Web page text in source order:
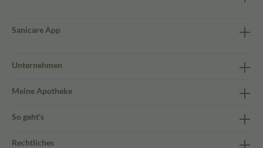
Sanicare App
Unternehmen
Meine Apotheke
So geht's
Rechtliches